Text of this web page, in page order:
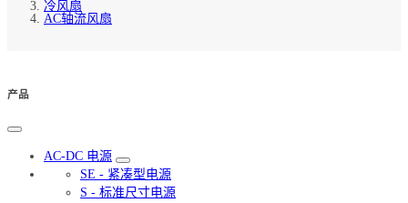
冷风扇
AC轴流风扇
产品
AC-DC 电源
SE - 紧凑型电源
S - 标准尺寸电源